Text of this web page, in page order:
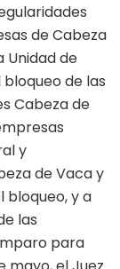
de Cabeza
Unidad de
de las
Cabeza de
y
de Vaca y
bloqueo, y a
las
para